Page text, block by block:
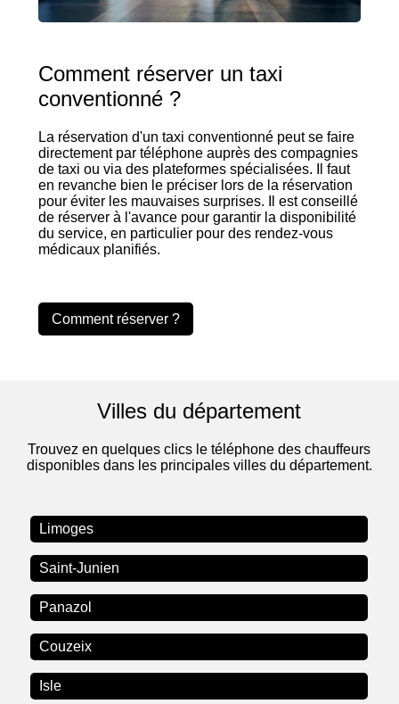
Comment réserver un taxi
conventionné ?
La réservation d'un taxi conventionné peut se faire
directement par téléphone auprès des compagnies
de taxi ou via des plateformes spécialisées. Il faut
en revanche bien le préciser lors de la réservation
pour éviter les mauvaises surprises. Il est conseillé
de réserver à l'avance pour garantir la disponibilité
du service, en particulier pour des rendez-vous
médicaux planifiés.
Comment réserver ?
Villes du département
Trouvez en quelques clics le téléphone des chauffeurs
disponibles dans les principales villes du département.
Limoges
Saint-Junien
Panazol
Couzeix
Isle